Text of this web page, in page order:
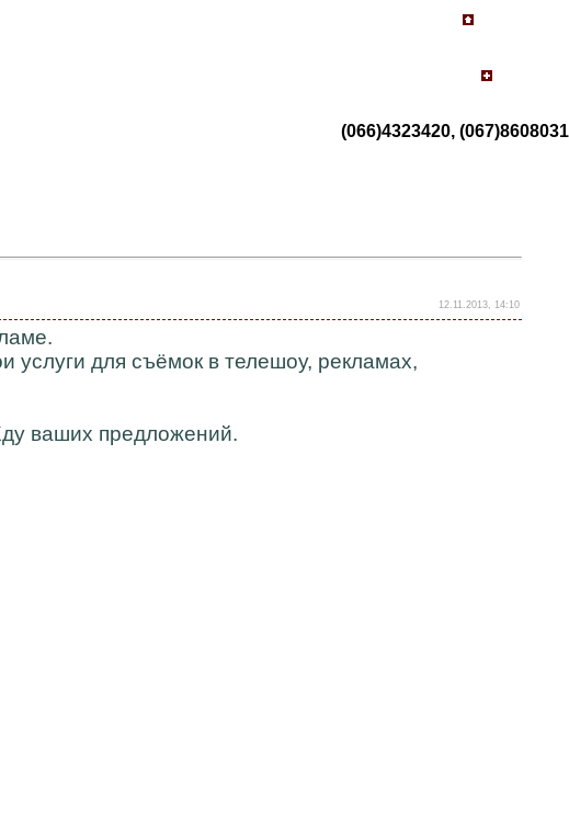
(066)4323420, (067)8608031
12.11.2013, 14:10
услуги для съёмок в телешоу, рекламах,
ваших предложений.